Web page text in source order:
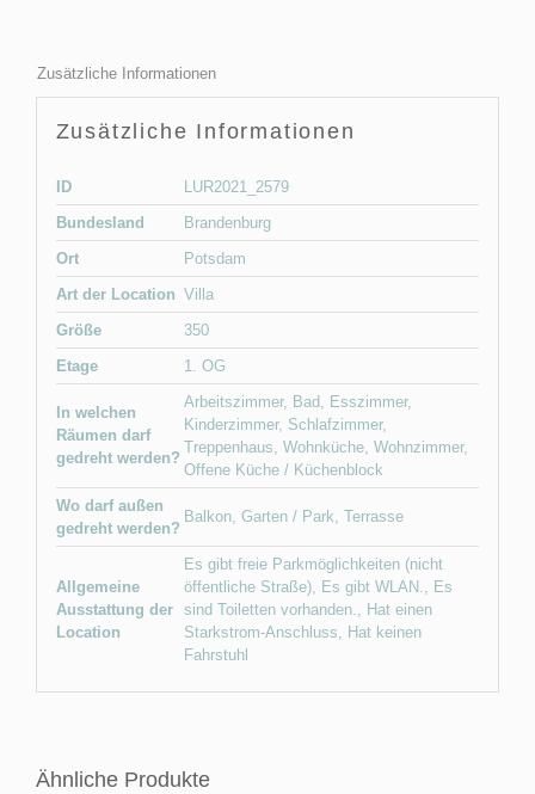
Zusätzliche Informationen
Zusätzliche Informationen
ID
LUR2021_2579
Bundesland
Brandenburg
Ort
Potsdam
Art der Location Villa
Größe
350
Etage
1. OG
In welchen
Räumen darf
gedreht werden?
Arbeitszimmer, Bad, Esszimmer,
Kinderzimmer, Schlafzimmer,
Treppenhaus, Wohnküche, Wohnzimmer,
Offene Küche / Küchenblock
Wo darf außen
gedreht werden?
Balkon, Garten / Park, Terrasse
Allgemeine
Ausstattung der
Location
Es gibt freie Parkmöglichkeiten (nicht
öffentliche Straße), Es gibt WLAN., Es
sind Toiletten vorhanden., Hat einen
Starkstrom-Anschluss, Hat keinen
Fahrstuhl
Ähnliche Produkte